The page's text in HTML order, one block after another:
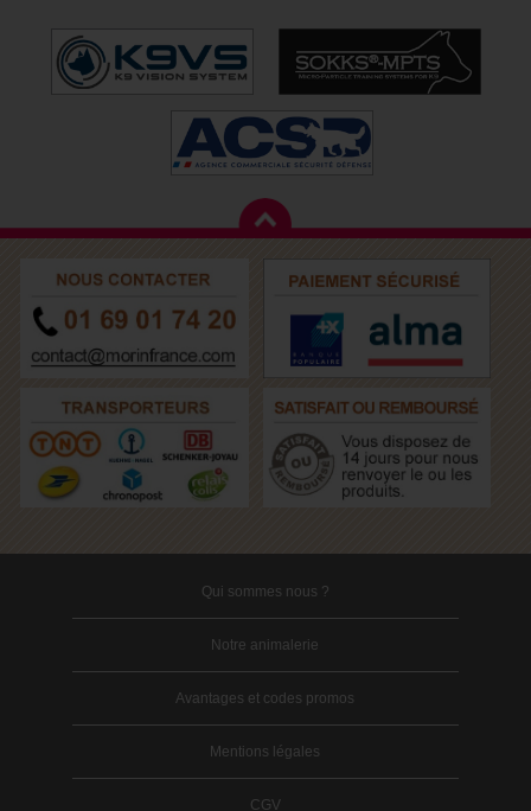
Qui sommes nous ?
Notre animalerie
Avantages et codes promos
Mentions légales
CGV